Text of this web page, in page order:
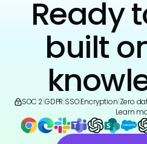
Ready
built
SOC 2 GDPR SSO|Encryption Zero
Learn